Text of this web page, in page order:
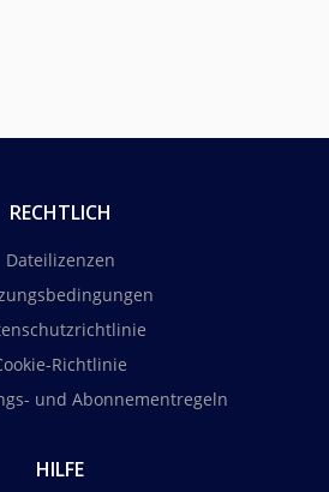
RECHTLICH
Dateilizenzen
Richtlinie
und Abonnementregeln
HILFE